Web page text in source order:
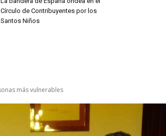
Círculo de Contribuyentes por los
Santos Niños